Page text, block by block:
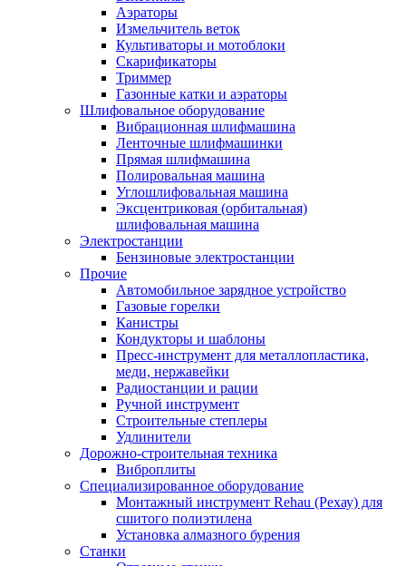
Аэраторы
Измельчитель веток
Культиваторы и мотоблоки
Скарификаторы
Триммер
Газонные катки и аэраторы
Шлифовальное оборудование
Вибрационная шлифмашина
Ленточные шлифмашинки
Прямая шлифмашина
Полировальная машина
Углошлифовальная машина
Эксцентриковая (орбитальная)
шлифовальная машина
Электростанции
Бензиновые электростанции
Прочие
Автомобильное зарядное устройство
Газовые горелки
Канистры
Кондукторы и шаблоны
Пресс-инструмент для металлопластика,
меди, нержавейки
Радиостанции и рации
Ручной инструмент
Строительные степлеры
Удлинители
Дорожно-строительная техника
Виброплиты
Специализированное оборудование
Монтажный инструмент Rehau (Рехау) для
сшитого полиэтилена
Установка алмазного бурения
Станки